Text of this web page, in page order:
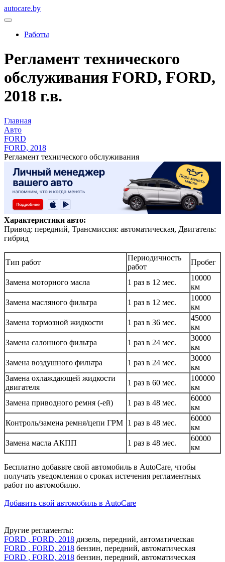
autocare.by
Работы
Регламент технического
обслуживания FORD, FORD,
2018 г.в.
Главная
Авто
FORD
FORD, 2018
Регламент технического обслуживания
Характеристики авто:
Привод: передний, Трансмиссия: автоматическая, Двигатель:
гибрид
Тип работ
Периодичность
работ
Пробег
Замена моторного масла 1 раз в 12 мес.
10000
км
Замена масляного фильтра
1 раз в 12 мес.
10000
км
Замена тормозной жидкости
1 раз в 36 мес.
45000
км
Замена салонного фильтра
1 раз в 24 мес.
30000
км
Замена воздушного фильтра
1 раз в 24 мес.
30000
км
Замена охлаждающей жидкости
двигателя
1 раз в 60 мес.
100000
км
Замена приводного ремня (-ей)
1 раз в 48 мес.
60000
км
Контроль/замена ремня/цепи ГРМ 1 раз в 48 мес.
60000
км
Замена масла АКПП
1 раз в 48 мес.
60000
км
Бесплатно добавьте свой автомобиль в AutoCare, чтобы
получать уведомления о сроках истечения регламентных
работ по автомобилю.
Добавить свой автомобиль в AutoCare
Другие регламенты:
FORD , FORD, 2018 дизель, передний, автоматическая
FORD , FORD, 2018 бензин, передний, автоматическая
FORD , FORD, 2018 бензин, передний, автоматическая